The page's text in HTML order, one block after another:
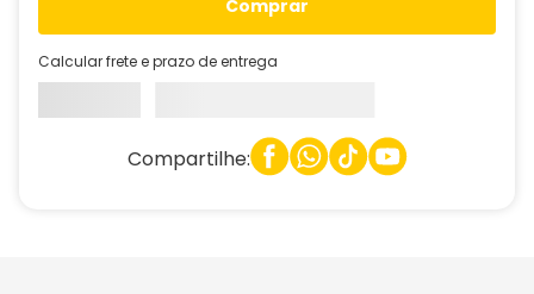
comprar
Calcular frete e prazo de entrega
Compartilhe: